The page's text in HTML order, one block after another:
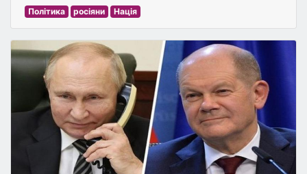
Політика росіяни Нація